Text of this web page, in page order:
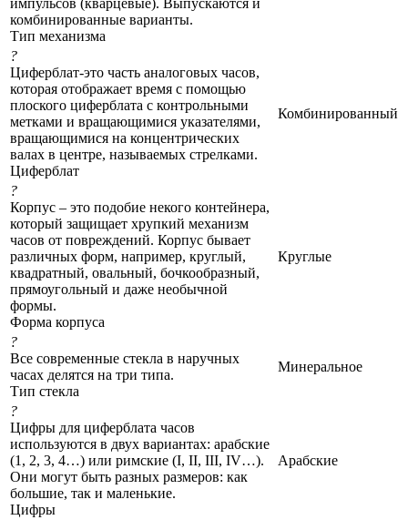
комбинированные варианты.
Тип механизма
?
Циферблат-это часть аналоговых часов,
которая отображает время с помощью
плоского циферблата с контрольными
метками и вращающимися указателями,
вращающимися на концентрических
валах в центре, называемых стрелками.
Циферблат
Комбинированный
?
Корпус – это подобие некого контейнера,
который защищает хрупкий механизм
часов от повреждений. Корпус бывает
различных форм, например, круглый,
квадратный, овальный, бочкообразный,
прямоугольный и даже необычной
формы.
Форма корпуса
Круглые
?
Все современные стекла в наручных
часах делятся на три типа.
Тип стекла
Минеральное
?
Цифры для циферблата часов
используются в двух вариантах: арабские
(1, 2, 3, 4…) или римские (I, II, III, IV…).
Они могут быть разных размеров: как
большие, так и маленькие.
Цифры
Арабские